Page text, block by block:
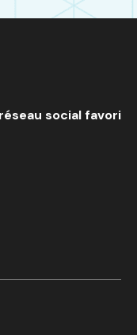
social favori